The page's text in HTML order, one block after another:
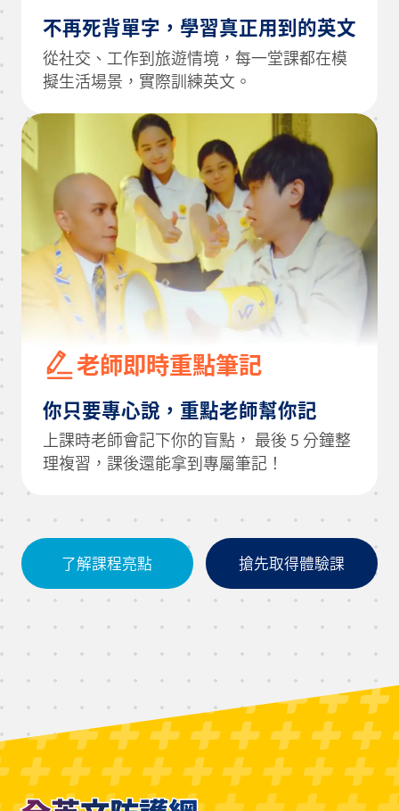
不再死背單字，學習真正用到的英文
從社交、工作到旅遊情境，每一堂課都在模
擬生活場景，實際訓練英文。
老師即時重點筆記
你只要專心說，重點老師幫你記
上課時老師會記下你的盲點， 最後 5 分鐘整
理複習，課後還能拿到專屬筆記！
了解課程亮點 搶先取得體驗課